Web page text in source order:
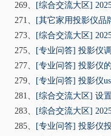
269、
[综合交流大区]
271、
[其它家用投影仪品
273、
[综合交流大区]
275、
[专业问答] 投影仪
277、
[专业问答] 投影仪
279、
[专业问答] 投影仪
281、
[综合交流大区] 设
283、
[综合交流大区]
285、
[专业问答] 投影仪